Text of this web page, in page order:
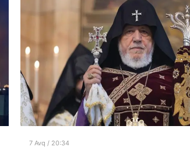
7 Avq / 20:34